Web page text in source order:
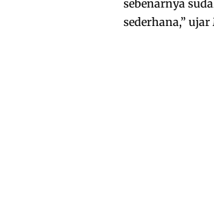
sebenarnya
sederhana,”